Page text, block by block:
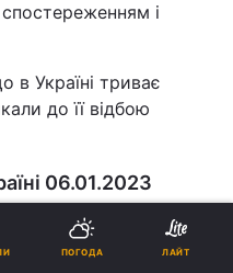
і
Україні триває
до її відбою
06.01.2023
року по всій Україні
повітряну тривогу
ПОГОДА ЛАЙТ